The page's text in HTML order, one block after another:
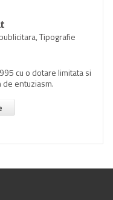
Tipografie
cu o dotare limitata si
entuziasm.